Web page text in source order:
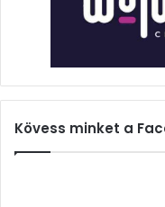
Kövess minket a